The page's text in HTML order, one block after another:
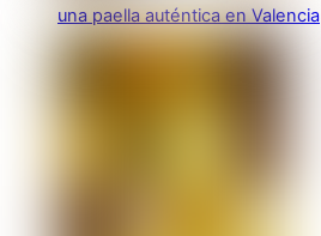
una paella auténtica en Valencia